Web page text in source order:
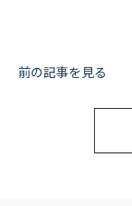
投
前の記事を見る